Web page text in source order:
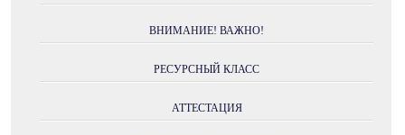
ВНИМАНИЕ! ВАЖНО!
РЕСУРСНЫЙ КЛАСС
АТТЕСТАЦИЯ